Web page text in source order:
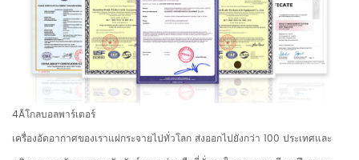
4Ãโกลบอลพาร์เตอร์
เครื่องอัดอากาศของเราแผ่กระจายไปทั่วโลก ส่งออกไปยังกว่า 100 ประเทศและ